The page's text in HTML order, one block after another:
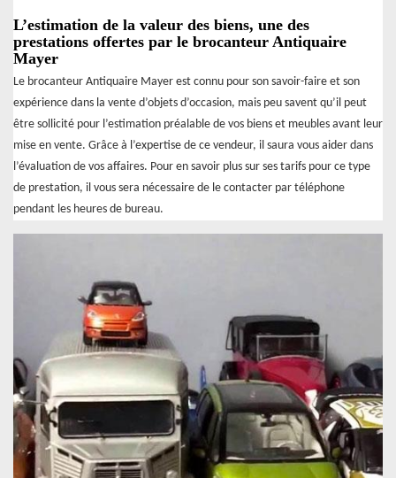
L’estimation de la valeur des biens, une des
prestations offertes par le brocanteur Antiquaire
Mayer
Le brocanteur Antiquaire Mayer est connu pour son savoir-faire et son
expérience dans la vente d’objets d’occasion, mais peu savent qu’il peut
être sollicité pour l’estimation préalable de vos biens et meubles avant leur
mise en vente. Grâce à l’expertise de ce vendeur, il saura vous aider dans
l’évaluation de vos affaires. Pour en savoir plus sur ses tarifs pour ce type
de prestation, il vous sera nécessaire de le contacter par téléphone
pendant les heures de bureau.